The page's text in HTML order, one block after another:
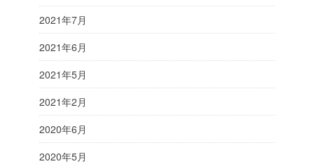
2021年7月
2021年6月
2021年5月
2021年2月
2020年6月
2020年5月